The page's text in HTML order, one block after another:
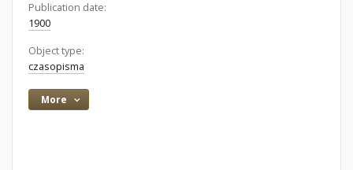
Publication date:
1900
Object type:
czasopisma
More